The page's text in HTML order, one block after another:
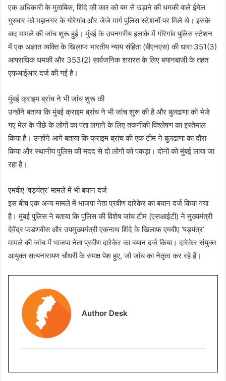
एक अधिकारी के मुताबिक, शिंदे की कार को बम से उड़ाने की धमकी वाले ईमेल
गुरुवार को महानगर के गोरेगांव और जेजे मार्ग पुलिस स्टेशनों पर मिले थे। इसके
बाद मामले की जांच शुरू हुई। मुंबई के उपनगरीय इलाके में गोरेगांव पुलिस स्टेशन
में एक अज्ञात व्यक्ति के खिलाफ भारतीय न्याय संहिता (बीएनएस) की धारा 351(3)
आपराधिक धमकी और 353(2) सार्वजनिक शरारत के लिए बयानबाजी के तहत
एफआईआर दर्ज की गई है।
मुंबई क्राइम ब्रांच ने भी जांच शुरू की
उन्होंने बताया कि मुंबई क्राइम ब्रांच ने भी जांच शुरू की है और बुलढाणा को भेजे
गए मेल के पीछे के लोगों का पता लगाने के लिए तकनीकी विश्लेषण का इस्तेमाल
किया है। उन्होंने आगे बताया कि क्राइम ब्रांच की एक टीम ने बुलढाणा का दौरा
किया और स्थानीय पुलिस की मदद से दो लोगों को पकड़ा। दोनों को मुंबई लाया जा
रहा है।
एमवीए ‘षड्यंत्र’ मामले में भी बयान दर्ज
इस बीच एक अन्य मामले में भाजपा नेता प्रवीण दारेकेर का बयान दर्ज किया गया
है। मुंबई पुलिस ने बताया कि पुलिस की विशेष जांच टीम (एसआईटी) ने मुख्यमंत्री
देवेंद्र फडणवीस और उपमुख्यमंत्री एकनाथ शिंदे के खिलाफ एमवीए ‘षड्यंत्र’
मामले की जांच में भाजपा नेता प्रवीण दारेकेर का बयान दर्ज किया। दारेकेर संयुक्त
आयुक्त सत्यनारायण चौधरी के समक्ष पेश हुए, जो जांच का नेतृत्व कर रहे हैं।
Author Desk